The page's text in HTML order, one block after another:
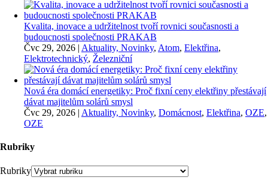
Kvalita, inovace a udržitelnost tvoří rovnici současnosti a
budoucnosti společnosti PRAKAB
Čvc 29, 2026 | Aktuality, Novinky, Atom, Elektřina,
Elektrotechnický, Železniční
Nová éra domácí energetiky: Proč fixní ceny elektřiny přestávají
dávat majitelům solárů smysl
Čvc 29, 2026 | Aktuality, Novinky, Domácnost, Elektřina, OZE,
OZE
Rubriky
Rubriky